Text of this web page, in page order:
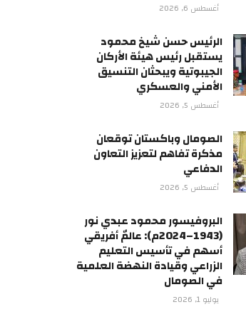
أغسطس 6, 2026
الرئيس حسن شيخ محمود
يستقبل رئيس هيئة الأركان
الجيبوتية ويبحثان التنسيق
الأمني والعسكري
أغسطس 5, 2026
الصومال وباكستان توقعان
مذكرة تفاهم لتعزيز التعاون
الدفاعي
أغسطس 5, 2026
البروفيسور محمود عبدي نور
(1943–2024م): عالمٌ أفريقي
أسهم في تأسيس التعليم
الزراعي وقيادة النهضة العلمية
في الصومال
يوليو 1, 2026